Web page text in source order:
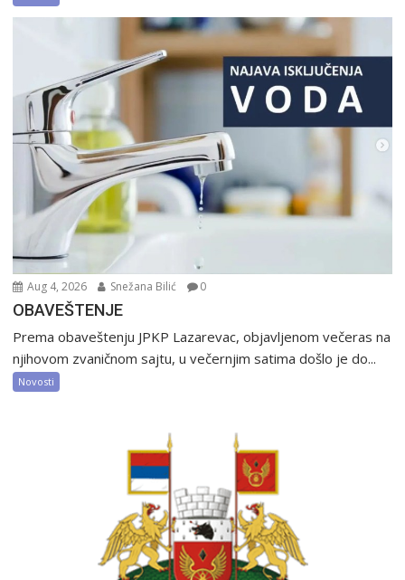
Aug 4, 2026 Snežana Bilić 0
OBAVEŠTENJE
Prema obaveštenju JPKP Lazarevac, objavljenom večeras na
njihovom zvaničnom sajtu, u večernjim satima došlo je do...
Novosti